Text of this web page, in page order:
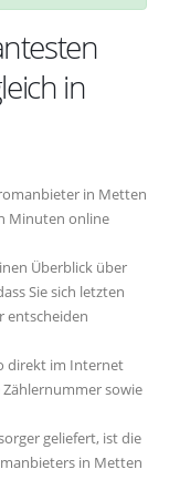
in
in Metten
Minuten online
Überblick über
Sie sich letzten
entscheiden
direkt im Internet
sowie
geliefert, ist die
in Metten